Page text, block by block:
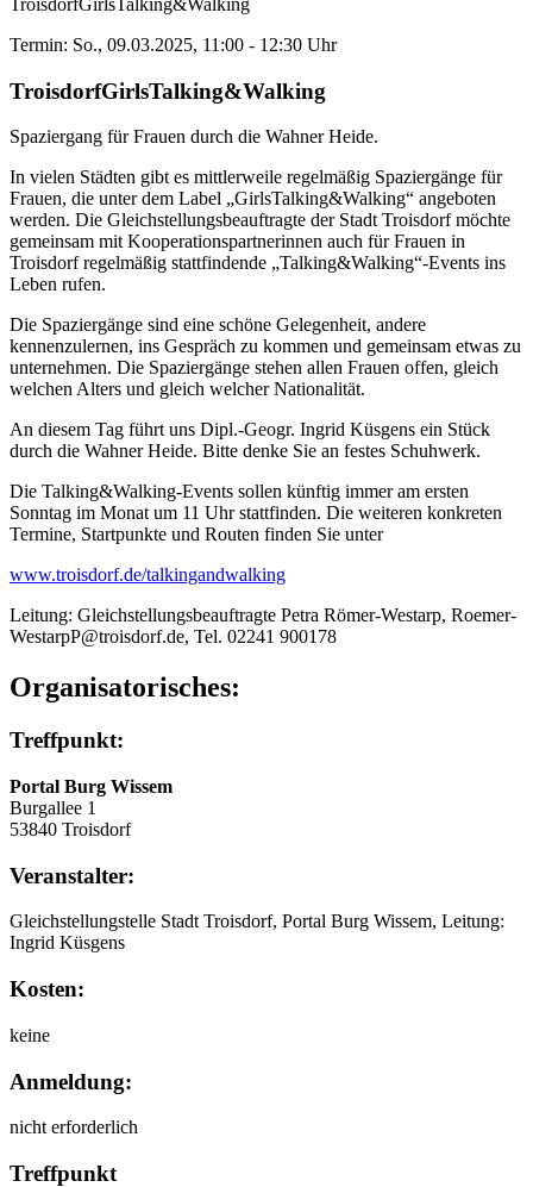
TroisdorfGirlsTalking&Walking
Termin: So., 09.03.2025, 11:00 - 12:30 Uhr
TroisdorfGirlsTalking&Walking
Spaziergang für Frauen durch die Wahner Heide.
In vielen Städten gibt es mittlerweile regelmäßig Spaziergänge für
Frauen, die unter dem Label „GirlsTalking&Walking“ angeboten
werden. Die Gleichstellungsbeauftragte der Stadt Troisdorf möchte
gemeinsam mit Kooperationspartnerinnen auch für Frauen in
Troisdorf regelmäßig stattfindende „Talking&Walking“-Events ins
Leben rufen.
Die Spaziergänge sind eine schöne Gelegenheit, andere
kennenzulernen, ins Gespräch zu kommen und gemeinsam etwas zu
unternehmen. Die Spaziergänge stehen allen Frauen offen, gleich
welchen Alters und gleich welcher Nationalität.
An diesem Tag führt uns Dipl.-Geogr. Ingrid Küsgens ein Stück
durch die Wahner Heide. Bitte denke Sie an festes Schuhwerk.
Die Talking&Walking-Events sollen künftig immer am ersten
Sonntag im Monat um 11 Uhr stattfinden. Die weiteren konkreten
Termine, Startpunkte und Routen finden Sie unter
www.troisdorf.de/talkingandwalking
Leitung: Gleichstellungsbeauftragte Petra Römer-Westarp, Roemer-
WestarpP@troisdorf.de, Tel. 02241 900178
Organisatorisches:
Treffpunkt:
Portal Burg Wissem
Burgallee 1
53840 Troisdorf
Veranstalter:
Gleichstellungstelle Stadt Troisdorf, Portal Burg Wissem, Leitung:
Ingrid Küsgens
Kosten:
keine
Anmeldung:
nicht erforderlich
Treffpunkt